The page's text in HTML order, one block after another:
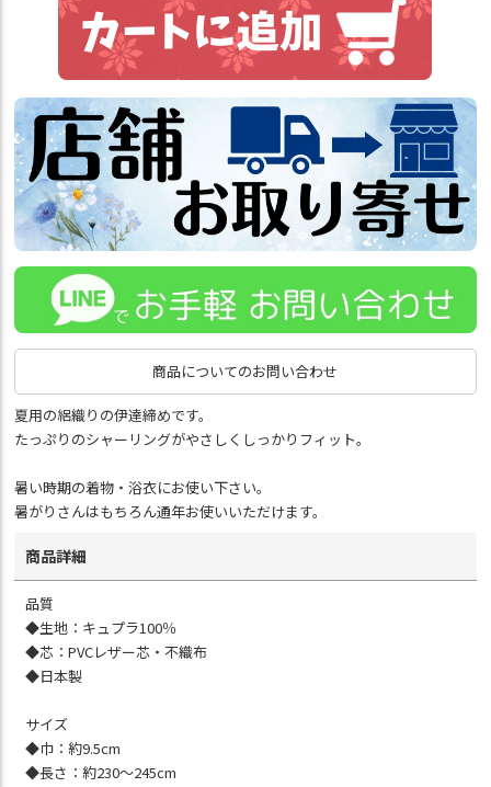
商品についてのお問い合わせ
夏用の絽織りの伊達締めです。
たっぷりのシャーリングがやさしくしっかりフィット。
暑い時期の着物・浴衣にお使い下さい。
暑がりさんはもちろん通年お使いいただけます。
商品詳細
品質
◆生地：キュプラ100％
◆芯：PVCレザー芯・不織布
◆日本製
サイズ
◆巾：約9.5cm
◆長さ：約230～245cm